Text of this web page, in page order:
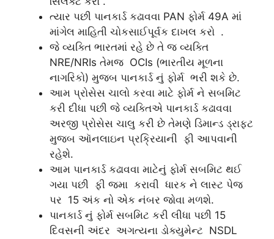
ત્યાર પછી પાનકાર્ડ કઢાવવા PAN ફોર્મ 49A માં
માંગેલ માહિતી ચોકસાઈપૂર્વક દાખલ કરો .
જે વ્યક્તિ ભારતમાં રહે છે તે જ વ્યક્તિ
NRE/NRIs તેમજ OCIs (ભારતીય મૂળના
નાગરિકો) મુજબ પાનકાર્ડ નું ફોર્મ ભરી શકે છે.
આમ પ્રોસેસ ચાલો કરવા માટે ફોર્મ ને સબમિટ
કરી દીધા પછી જે વ્યક્તિએ પાનકાર્ડ કઢાવવા
અરજી પ્રોસેસ ચાલુ કરી છે તેમણે ડિમાન્ડ ડ્રાફ્ટ
મુજબ ઑનલાઇન પ્રક્રિયાની ફી આપવાની
રહેશે.
આમ પાનકાર્ડ કઢાવવા માટેનું ફોર્મ સબમિટ થઈ
ગયા પછી ફી જમા કરાવી ધારક ને લાસ્ટ પેજ
પર 15 અંક નો એક નંબર જોવા મળશે.
પાનકાર્ડ નું ફોર્મ સબમિટ કરી લીધા પછી 15
દિવસની અંદર અગત્યના ડોક્યુમેન્ટ NSDL